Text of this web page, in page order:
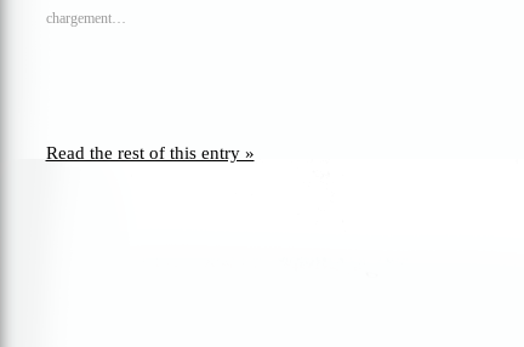
chargement…
Read the rest of this entry »